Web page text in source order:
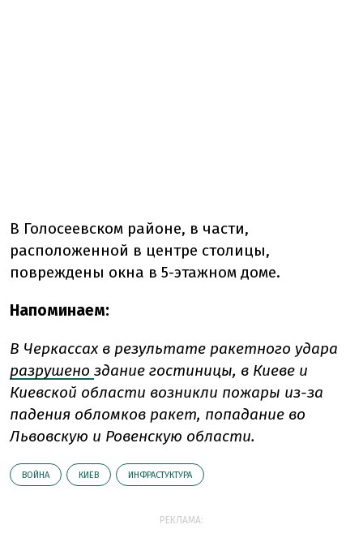
В Голосеевском районе, в части,
расположенной в центре столицы,
повреждены окна в 5-этажном доме.
Напоминаем:
В Черкассах в результате ракетного удара
разрушено здание гостиницы, в Киеве и
Киевской области возникли пожары из-за
падения обломков ракет, попадание во
Львовскую и Ровенскую области.
ВОЙНА КИЕВ ИНФРАСТУКТУРА
РЕКЛАМА: